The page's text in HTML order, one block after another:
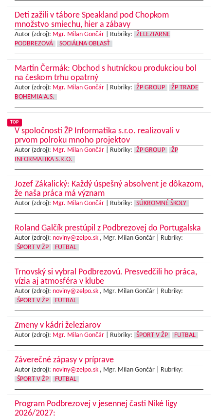
Deti zažili v tábore Speakland pod Chopkom
množstvo smiechu, hier a zábavy
Autor (zdroj): Mgr. Milan Gončár Rubriky:
ŽELEZIARNE
PODBREZOVÁ
SOCIÁLNA OBLASŤ
Martin Čermák: Obchod s hutníckou produkciou bol
na českom trhu opatrný
Autor (zdroj): Mgr. Milan Gončár Rubriky: ŽP GROUP
ŽP TRADE
BOHEMIA A.S.
TOP
V spoločnosti ŽP Informatika s.r.o. realizovali v
prvom polroku mnoho projektov
Autor (zdroj): Mgr. Milan Gončár Rubriky: ŽP GROUP
ŽP
INFORMATIKA S.R.O.
Jozef Zákalický: Každý úspešný absolvent je dôkazom,
že naša práca má význam
Autor (zdroj): Mgr. Milan Gončár Rubriky: SÚKROMNÉ ŠKOLY
Roland Galčík prestúpil z Podbrezovej do Portugalska
Autor (zdroj): noviny@zelpo.sk , Mgr. Milan Gončár |
Rubriky:
ŠPORT V ŽP
FUTBAL
Trnovský si vybral Podbrezovú. Presvedčili ho práca,
vízia aj atmosféra v klube
Autor (zdroj): noviny@zelpo.sk , Mgr. Milan Gončár |
Rubriky:
ŠPORT V ŽP
FUTBAL
Zmeny v kádri železiarov
Autor (zdroj): Mgr. Milan Gončár Rubriky: ŠPORT V ŽP FUTBAL
Záverečné zápasy v príprave
Autor (zdroj): noviny@zelpo.sk , Mgr. Milan Gončár |
Rubriky:
ŠPORT V ŽP
FUTBAL
Program Podbrezovej v jesennej časti Niké ligy
2026/2027: